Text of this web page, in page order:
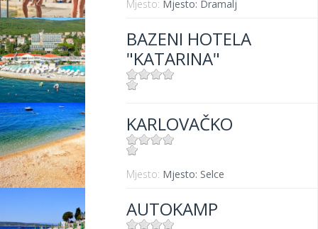
Mjesto: Mjesto: Dramalj
BAZENI HOTELA
"KATARINA"
KARLOVAČKO
Mjesto: Mjesto: Selce
AUTOKAMP